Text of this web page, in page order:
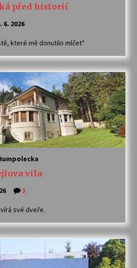
před historií
6. 2026
které mě donutilo mlčet*
vila
3
své dveře.